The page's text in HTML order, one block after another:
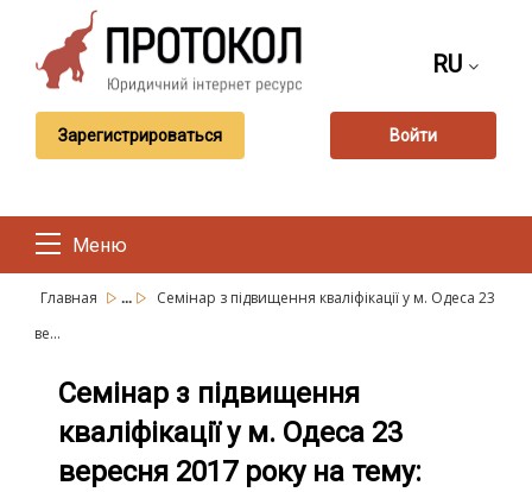
RU
Зарегистрироваться Войти
Меню
Главная ...
Семінар з підвищення кваліфікації у м. Одеса 23
ве...
Семінар з підвищення
кваліфікації у м. Одеса 23
вересня 2017 року на тему: